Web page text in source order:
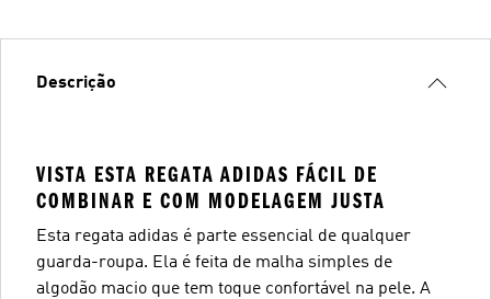
Descrição
VISTA ESTA REGATA ADIDAS FÁCIL DE
COMBINAR E COM MODELAGEM JUSTA
Esta regata adidas é parte essencial de qualquer
guarda-roupa. Ela é feita de malha simples de
algodão macio que tem toque confortável na pele. A